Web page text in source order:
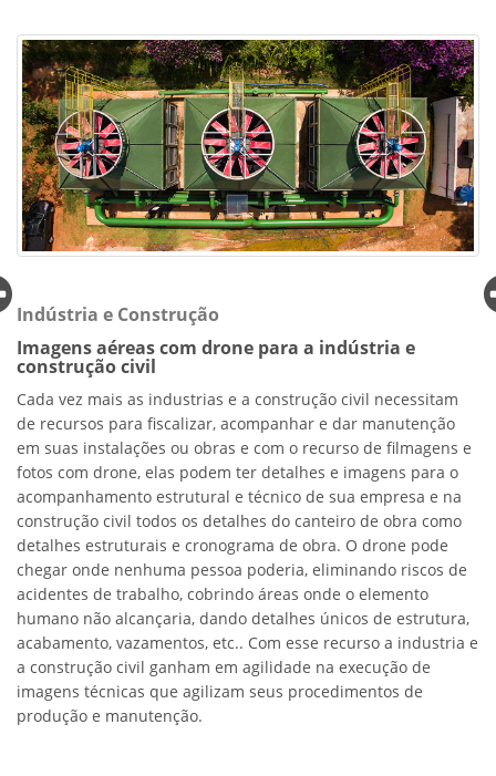
Indústria e Construção
Imagens aéreas com drone para a indústria e
construção civil
Cada vez mais as industrias e a construção civil necessitam
de recursos para fiscalizar, acompanhar e dar manutenção
em suas instalações ou obras e com o recurso de filmagens e
fotos com drone, elas podem ter detalhes e imagens para o
acompanhamento estrutural e técnico de sua empresa e na
construção civil todos os detalhes do canteiro de obra como
detalhes estruturais e cronograma de obra. O drone pode
chegar onde nenhuma pessoa poderia, eliminando riscos de
acidentes de trabalho, cobrindo áreas onde o elemento
humano não alcançaria, dando detalhes únicos de estrutura,
acabamento, vazamentos, etc.. Com esse recurso a industria e
a construção civil ganham em agilidade na execução de
imagens técnicas que agilizam seus procedimentos de
produção e manutenção.